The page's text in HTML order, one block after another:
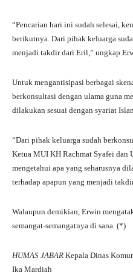
“Pencarian hari ini sudah selesai,
berikutnya. Dari pihak keluarga
menjadi takdir dari Eril,” ungkap
Untuk mengantisipasi berbagai
berkonsultasi dengan ulama guna
dilakukan sesuai dengan syariat
“Dari pihak keluarga sudah
Ketua MUI KH Rachmat Syafei dan
mengetahui apa yang seharusnya
terhadap apapun yang menjadi
Walaupun demikian, Erwin
semangat-semangatnya di sana. (*)
HUMAS JABAR Kepala Dinas
Ika Mardiah